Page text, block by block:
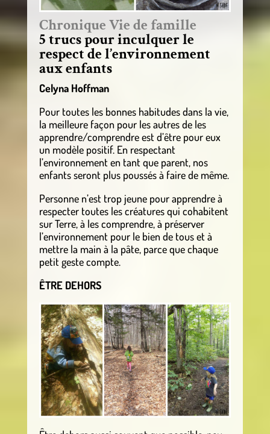
Chronique Vie de famille
5 trucs pour inculquer le
respect de l’environnement
aux enfants
Celyna Hoffman
Pour toutes les bonnes habitudes dans la vie,
la meilleure façon pour les autres de les
apprendre/comprendre est d’être pour eux
un modèle positif. En respectant
l’environnement en tant que parent, nos
enfants seront plus poussés à faire de même.
Personne n’est trop jeune pour apprendre à
respecter toutes les créatures qui cohabitent
sur Terre, à les comprendre, à préserver
l’environnement pour le bien de tous et à
mettre la main à la pâte, parce que chaque
petit geste compte.
ÊTRE DEHORS